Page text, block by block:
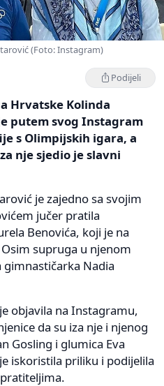
(Foto: Instagram)
Podijeli
Hrvatske Kolinda
putem svog Instagram
s Olimpijskih igara, a
nje sjedio je slavni
je zajedno sa svojim
jučer pratila
Benovića, koji je na
supruga u njenom
Nadia
objavila na Instagramu,
da su iza nje i njenog
Gosling i glumica Eva
iskoristila priliku i podijelila